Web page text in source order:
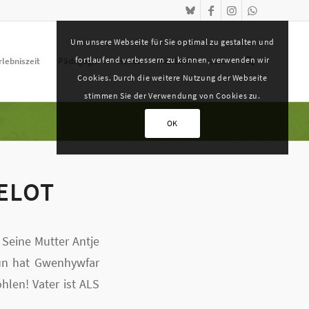
Pädagogik Herde Kontakt Jobs
Mutter Antje
hat Gwenhywfar
Vater ist ALS
Um unsere Webseite für Sie optimal zu gestalten und
fortlaufend verbessern zu können, verwenden wir
Cookies. Durch die weitere Nutzung der Webseite
stimmen Sie der Verwendung von Cookies zu.
OK